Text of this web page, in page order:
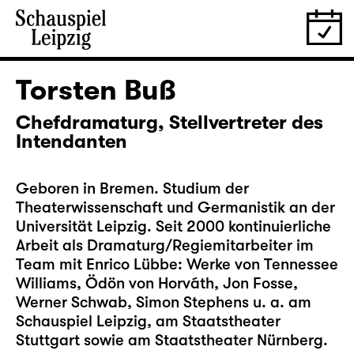
Torsten Buß
Chefdramaturg, Stellvertreter des
Intendanten
Geboren in Bremen. Studium der
Theaterwissenschaft und Germanistik an der
Universität Leipzig. Seit 2000 kontinuierliche
Arbeit als Dramaturg/Regiemitarbeiter im
Team mit Enrico Lübbe: Werke von Tennessee
Williams, Ödön von Horváth, Jon Fosse,
Werner Schwab, Simon Stephens u. a. am
Schauspiel Leipzig, am Staatstheater
Stuttgart sowie am Staatstheater Nürnberg.